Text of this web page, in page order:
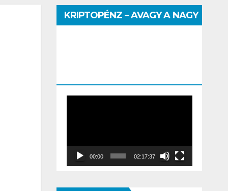
KRIPTOPÉNZ – AVAGY A NAGY
00:00 02:17:37